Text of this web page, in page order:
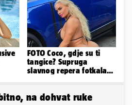
FOTO Coco, gdje su ti
tangice? Supruga
slavnog repera fotkala
na dohvat ruke